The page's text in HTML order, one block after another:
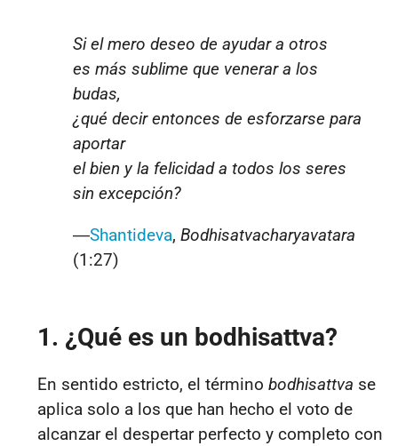
Si el mero deseo de ayudar a otros
es más sublime que venerar a los
budas,
¿qué decir entonces de esforzarse para
aportar
el bien y la felicidad a todos los seres
sin excepción?
―Shantideva, Bodhisatvacharyavatara
(1:27)
1. ¿Qué es un bodhisattva?
En sentido estricto, el término bodhisattva se
aplica solo a los que han hecho el voto de
alcanzar el despertar perfecto y completo con